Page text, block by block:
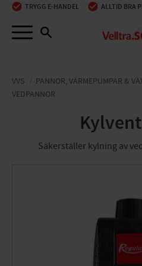
Meny
TRYGG E-HANDEL ALLTID BRA
VVS PANNOR, VÄRMEPUMPAR &
VEDPANNOR
Säkerställer kylning av